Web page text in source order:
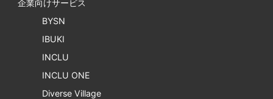
企業向けサービス
BYSN
IBUKI
INCLU
INCLU ONE
Diverse Village